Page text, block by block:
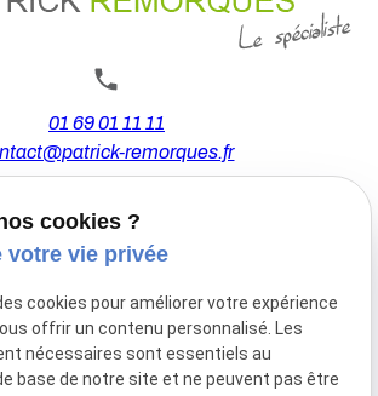
01 69 01 11 11
remorques.fr
de la Division Leclerc
BALLAINVILLIERS
Du Mardi au Samedi
à 12h30 et de 13h30 à 18h00
cookies ?
votre vie privée
cookies pour améliorer votre expérience
offrir un contenu personnalisé. Les
nécessaires sont essentiels au
base de notre site et ne peuvent pas être